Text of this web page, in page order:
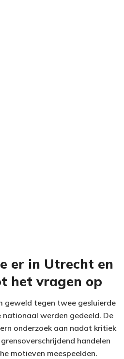
er in Utrecht en
het vragen op
geweld tegen twee gesluierde
nationaal werden gedeeld. De
onderzoek aan nadat kritiek
handelen
motieven meespeelden.